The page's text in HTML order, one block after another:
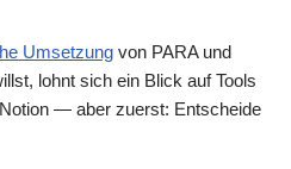
Umsetzung von PARA und
lohnt sich ein Blick auf Tools
— aber zuerst: Entscheide